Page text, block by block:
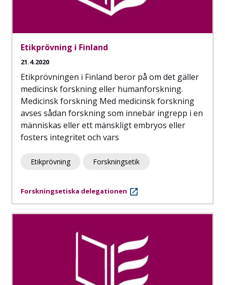
Etikprövning i Finland
21.4.2020
Etikprövningen i Finland beror på om det gäller
medicinsk forskning eller humanforskning.
Medicinsk forskning Med medicinsk forskning
avses sådan forskning som innebär ingrepp i en
människas eller ett mänskligt embryos eller
fosters integritet och vars
Etikprövning Forskningsetik
Forskningsetiska delegationen